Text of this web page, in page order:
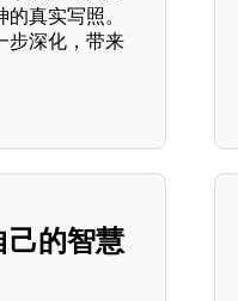
真实写照。
步深化，带来
己的智慧